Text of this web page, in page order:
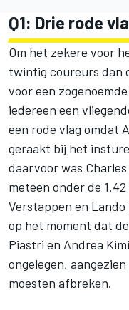
Q1: Drie rode
Om het zekere voor
twintig coureurs dan
voor een
iedereen een
een rode vlag omdat
geraakt bij het
daarvoor was
meteen onder de 1.42
Verstappen en Lando
op het moment dat
Piastri en Andrea
ongelegen,
moesten afbreken.